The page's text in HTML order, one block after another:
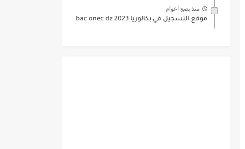
منذ بضع اعوام
موقع التسجيل في بكالوريا 2023 bac onec dz